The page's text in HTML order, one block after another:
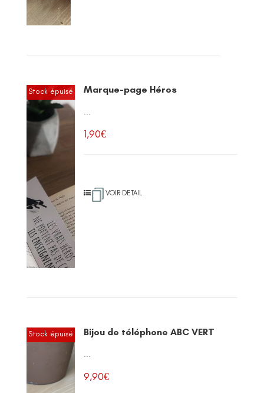
Stock épuisé Marque-page Héros
...
1,90€
VOIR DETAIL
Stock épuisé Bijou de téléphone ABC VERT
...
9,90€